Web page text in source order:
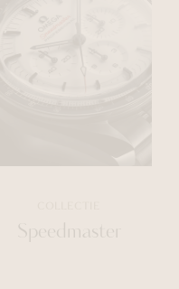
Speedmaster